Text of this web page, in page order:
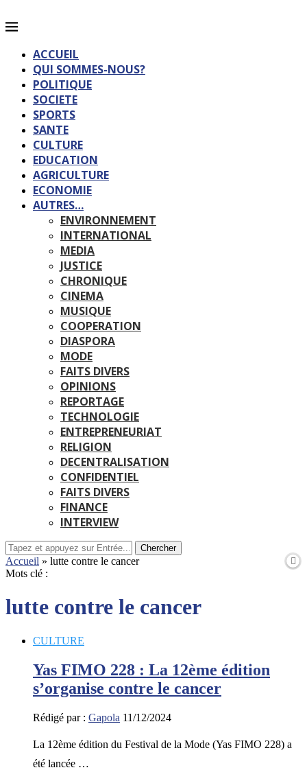
ACCUEIL
QUI SOMMES-NOUS?
POLITIQUE
SOCIETE
SPORTS
SANTE
CULTURE
EDUCATION
AGRICULTURE
ECONOMIE
AUTRES…
ENVIRONNEMENT
INTERNATIONAL
MEDIA
JUSTICE
CHRONIQUE
CINEMA
MUSIQUE
COOPERATION
DIASPORA
MODE
FAITS DIVERS
OPINIONS
REPORTAGE
TECHNOLOGIE
ENTREPRENEURIAT
RELIGION
DECENTRALISATION
CONFIDENTIEL
FAITS DIVERS
FINANCE
INTERVIEW
Chercher
Accueil » lutte contre le cancer
Mots clé :
lutte contre le cancer
CULTURE
Yas FIMO 228 : La 12ème édition
s’organise contre le cancer
Rédigé par : Gapola 11/12/2024
La 12ème édition du Festival de la Mode (Yas FIMO 228) a
été lancée …